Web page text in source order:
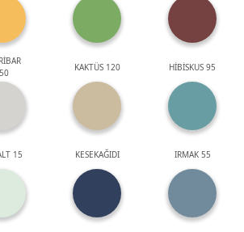
KAKTÜS 120 HİBİSKUS 95
15 KESEKAĞIDI IRMAK 55